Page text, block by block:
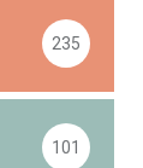
235
101